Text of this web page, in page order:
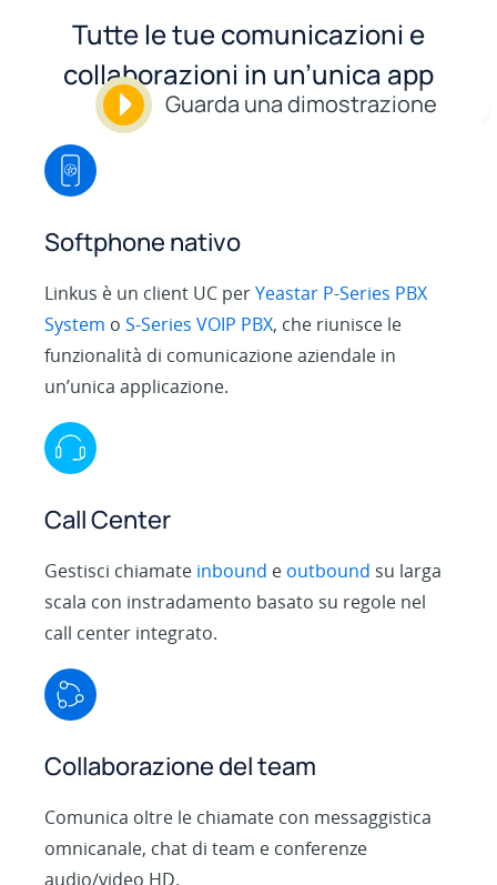
Guarda una dimostrazione
Tutte le tue comunicazioni e
collaborazioni in un’unica app
Softphone nativo
Linkus è un client UC perYeastar P-Series PBX
System oS-Series VOIP PBX, che riunisce le
funzionalità di comunicazione aziendale in
un’unica applicazione.
Call Center
Gestisci chiamate inbound e outbound su larga
scala con instradamento basato su regole nel
call center integrato.
Collaborazione del team
Comunica oltre le chiamate con messaggistica
omnicanale, chat di team e conferenze
audio/video HD.